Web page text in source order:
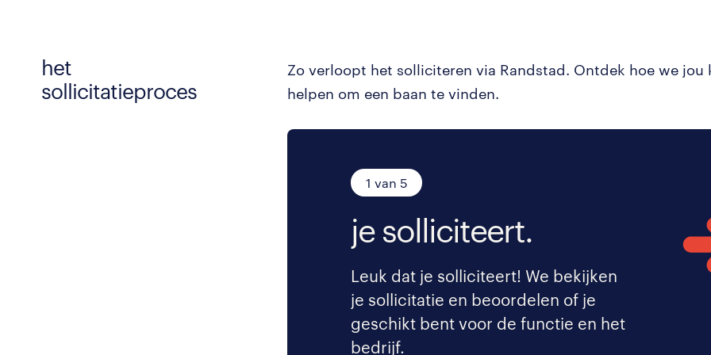
het
sollicitatieproces
Zo verloopt het solliciteren via Randstad. Ontdek hoe we jou
helpen om een baan te vinden.
1 van 5
je solliciteert.
Leuk dat je solliciteert! We bekijken
je sollicitatie en beoordelen of je
geschikt bent voor de functie en het
bedrijf.